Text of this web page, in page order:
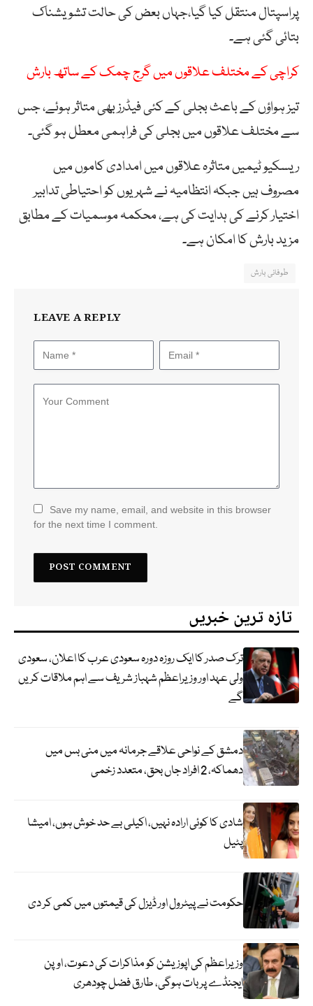
پراسپتال منتقل کیا گیا،جہاں بعض کی حالت تشویشناک
بتائی گئی ہے۔
کراچی کے مختلف علاقوں میں گرج چمک کے ساتھ بارش
تیز ہواؤں کے باعث بجلی کے کئی فیڈرز بھی متاثر ہوئے، جس
سے مختلف علاقوں میں بجلی کی فراہمی معطل ہو گئی۔
ریسکیو ٹیمیں متاثرہ علاقوں میں امدادی کاموں میں
مصروف ہیں جبکہ انتظامیہ نے شہریوں کو احتیاطی تدابیر
اختیار کرنے کی ہدایت کی ہے، محکمہ موسمیات کے مطابق
مزید بارش کا امکان ہے۔
طوفانی بارش
LEAVE A REPLY
Save my name, email, and website in this browser
for the next time I comment.
تازہ ترین خبریں
ترک صدر کا ایک روزہ دورہ سعودی عرب کا اعلان، سعودی
ولی عہد اور وزیراعظم شہباز شریف سے اہم ملاقات کریں
گے
دمشق کے نواحی علاقے جرمانہ میں منی بس میں
دھماکہ، 2 افراد جاں بحق، متعدد زخمی
شادی کا کوئی ارادہ نہیں، اکیلی بے حد خوش ہوں، امیشا
پٹیل
حکومت نے پیٹرول اور ڈیزل کی قیمتوں میں کمی کر دی
وزیراعظم کی اپوزیشن کو مذاکرات کی دعوت، اوپن
ایجنڈے پر بات ہوگی، طارق فضل چودھری